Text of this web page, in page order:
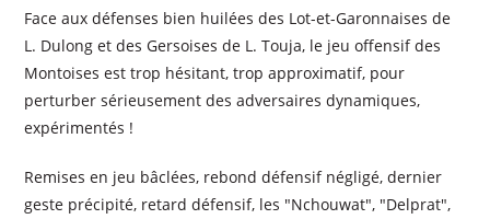
Face aux défenses bien huilées des Lot-et-Garonnaises de
L. Dulong et des Gersoises de L. Touja, le jeu offensif des
Montoises est trop hésitant, trop approximatif, pour
perturber sérieusement des adversaires dynamiques,
expérimentés !
Remises en jeu bâclées, rebond défensif négligé, dernier
geste précipité, retard défensif, les "Nchouwat", "Delprat",